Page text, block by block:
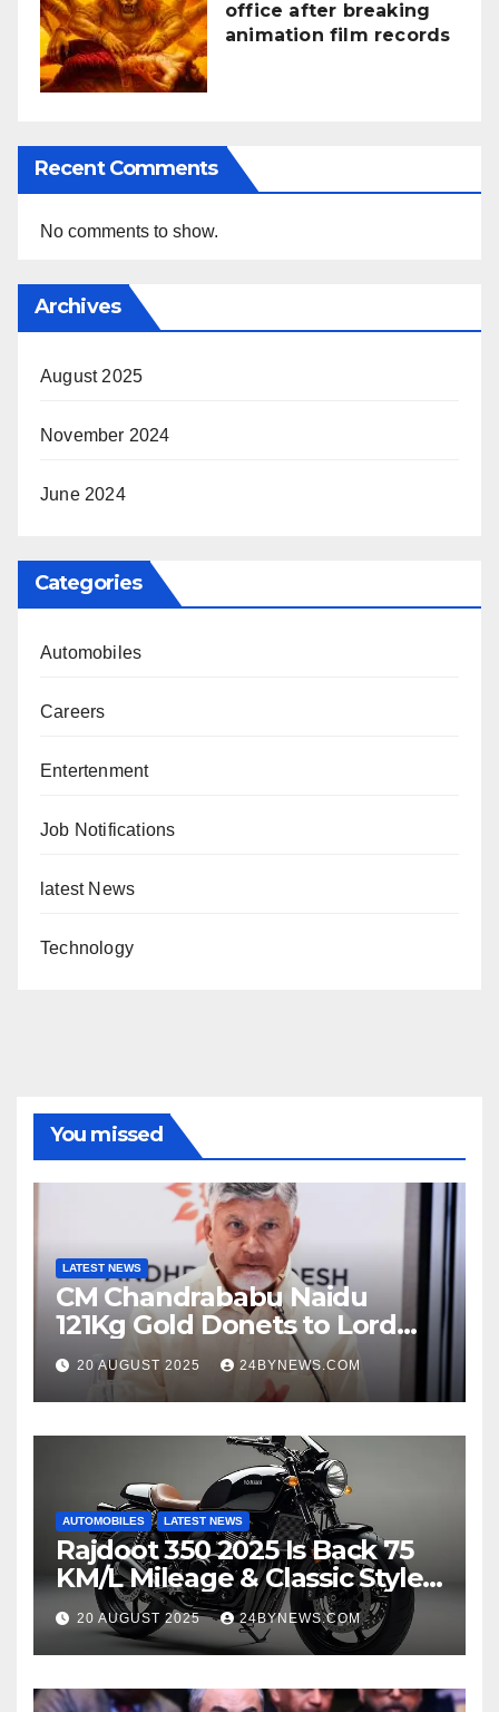
office after breaking
animation film records
Recent Comments
No comments to show.
Archives
August 2025
November 2024
June 2024
Categories
Automobiles
Careers
Entertenment
Job Notifications
latest News
Technology
You missed
LATEST NEWS
CM Chandrababu Naidu
121Kg Gold Donets to Lord
Venkateswara TTD
20 AUGUST 2025 24BYNEWS.COM
AUTOMOBILES LATEST NEWS
Rajdoot 350 2025 Is Back 75
KM/L Mileage & Classic Style
at Just ₹65,000
20 AUGUST 2025 24BYNEWS.COM